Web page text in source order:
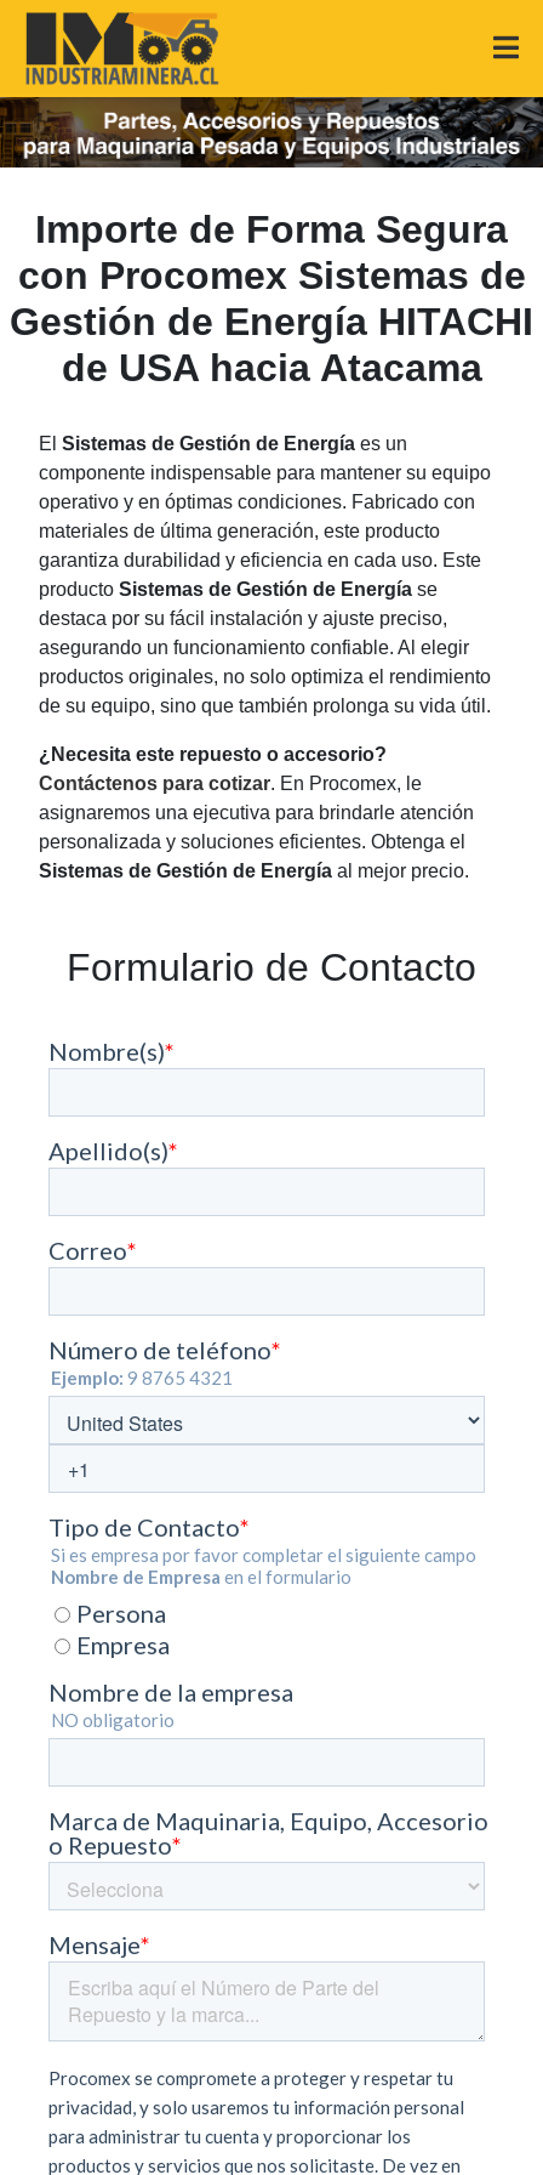
Importe de Forma Segura
con Procomex Sistemas de
Gestión de Energía HITACHI
de USA hacia Atacama
El Sistemas de Gestión de Energía es un
componente indispensable para mantener su equipo
operativo y en óptimas condiciones. Fabricado con
materiales de última generación, este producto
garantiza durabilidad y eficiencia en cada uso. Este
producto Sistemas de Gestión de Energía se
destaca por su fácil instalación y ajuste preciso,
asegurando un funcionamiento confiable. Al elegir
productos originales, no solo optimiza el rendimiento
de su equipo, sino que también prolonga su vida útil.
¿Necesita este repuesto o accesorio?
Contáctenos para cotizar. En Procomex, le
asignaremos una ejecutiva para brindarle atención
personalizada y soluciones eficientes. Obtenga el
Sistemas de Gestión de Energía al mejor precio.
Formulario de Contacto